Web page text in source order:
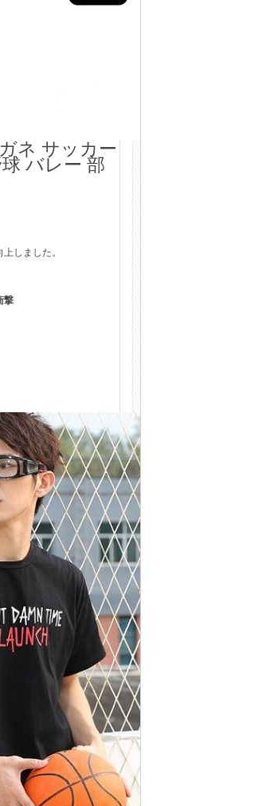
ネ サッカー
バレー 部
しました。
撃